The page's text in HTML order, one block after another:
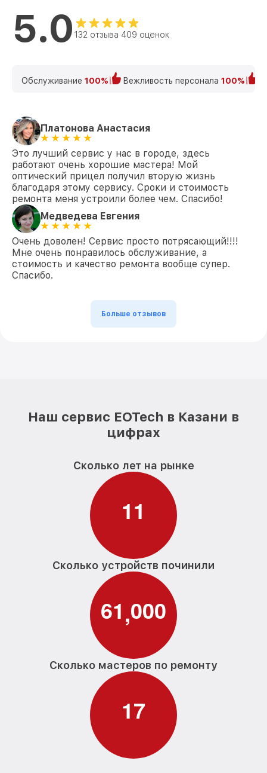
5.0 132 отзыва 409 оценок
Обслуживание 100% Вежливость персонала 100%
Платонова Анастасия
Это лучший сервис у нас в городе, здесь
работают очень хорошие мастера! Мой
оптический прицел получил вторую жизнь
благодаря этому сервису. Сроки и стоимость
ремонта меня устроили более чем. Спасибо!
Медведева Евгения
Очень доволен! Сервис просто потрясающий!!!!
Мне очень понравилось обслуживание, а
стоимость и качество ремонта вообще супер.
Спасибо.
Больше отзывов
Наш сервис EOTech в Казани в
цифрах
Сколько лет на рынке
11
Сколько устройств починили
61,000
Сколько мастеров по ремонту
17